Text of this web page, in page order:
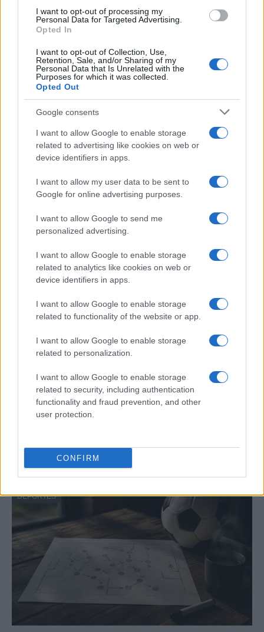
I want to opt-out of processing my
Personal Data for Targeted Advertising.
Opted In
I want to opt-out of Collection, Use,
Retention, Sale, and/or Sharing of my
Personal Data that Is Unrelated with the
Purposes for which it was collected.
Opted Out
Google consents
I want to allow Google to enable storage
related to advertising like cookies on web or
device identifiers in apps.
I want to allow my user data to be sent to
Google for online advertising purposes.
I want to allow Google to send me
personalized advertising.
I want to allow Google to enable storage
related to analytics like cookies on web or
device identifiers in apps.
I want to allow Google to enable storage
related to functionality of the website or app.
I want to allow Google to enable storage
related to personalization.
I want to allow Google to enable storage
related to security, including authentication
functionality and fraud prevention, and other
user protection.
CONFIRM
revisa y qué no
El VAR ha revolucionado el fútbol. Descubre cómo…
DEPORTES
no te puedes perder en agosto de 2026
DEPORTES
La FIFA anunció que las futbolistas profesionales recibirán…
DEPORTES